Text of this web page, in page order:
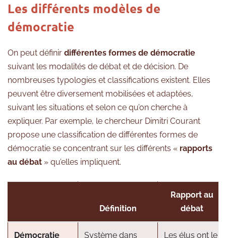
Les différents modèles de
démocratie
On peut définir différentes formes de démocratie
suivant les modalités de débat et de décision. De
nombreuses typologies et classifications existent. Elles
peuvent être diversement mobilisées et adaptées,
suivant les situations et selon ce qu’on cherche à
expliquer. Par exemple, le chercheur Dimitri Courant
propose une classification de différentes formes de
démocratie se concentrant sur les différents « rapports
au débat » qu’elles impliquent.
Définition
Rapport au
débat
Démocratie Système dans Les élus ont le